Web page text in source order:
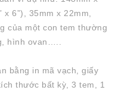
6”), 35mm x 22mm,
của một con tem thường
hình ovan…..
bằng in mã vạch, giấy
thước bất kỳ, 3 tem, 1